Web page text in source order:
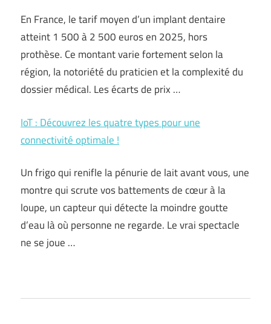
En France, le tarif moyen d’un implant dentaire
atteint 1 500 à 2 500 euros en 2025, hors
prothèse. Ce montant varie fortement selon la
région, la notoriété du praticien et la complexité du
dossier médical. Les écarts de prix …
IoT : Découvrez les quatre types pour une
connectivité optimale !
Un frigo qui renifle la pénurie de lait avant vous, une
montre qui scrute vos battements de cœur à la
loupe, un capteur qui détecte la moindre goutte
d’eau là où personne ne regarde. Le vrai spectacle
ne se joue …